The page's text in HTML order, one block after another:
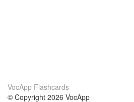
VocApp Flashcards
© Copyright 2026 VocApp